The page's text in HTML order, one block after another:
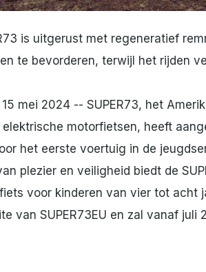
is uitgerust met regeneratief
te bevorderen, terwijl het rijden
15 mei 2024 -- SUPER73, het
motorfietsen, heeft
het eerste voertuig in de
plezier en veiligheid biedt de
voor kinderen van vier tot acht
van SUPER73EU en zal vanaf